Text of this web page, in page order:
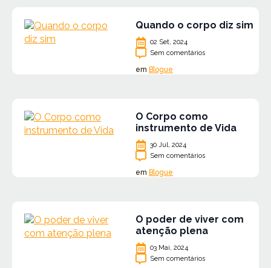
Quando o corpo diz sim
02 Set, 2024
Sem comentários
em Blogue
O Corpo como
instrumento de Vida
30 Jul, 2024
Sem comentários
em Blogue
O poder de viver com
atenção plena
03 Mai, 2024
Sem comentários